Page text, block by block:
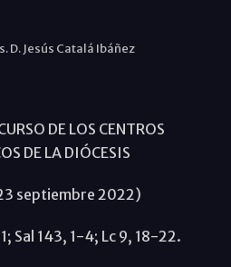
D. Jesús Catalá Ibáñez
DE LOS CENTROS
DE LA DIÓCESIS
septiembre 2022)
Sal 143, 1-4; Lc 9, 18-22.